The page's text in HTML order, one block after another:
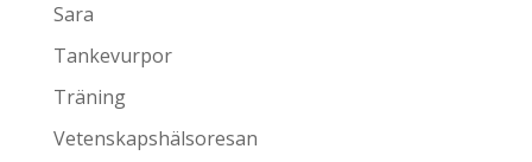
Sara
Tankevurpor
Träning
Vetenskapshälsoresan